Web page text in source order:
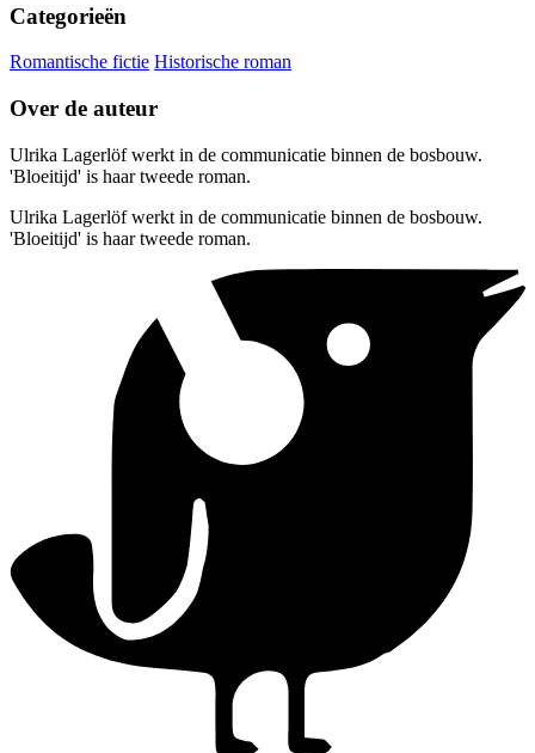
Categorieën
Romantische fictie Historische roman
Over de auteur
Ulrika Lagerlöf werkt in de communicatie binnen de bosbouw.
'Bloeitijd' is haar tweede roman.
Ulrika Lagerlöf werkt in de communicatie binnen de bosbouw.
'Bloeitijd' is haar tweede roman.